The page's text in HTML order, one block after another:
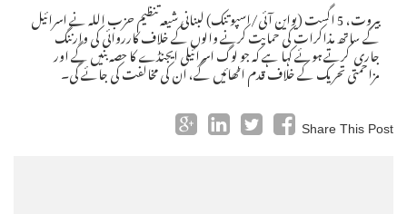
بیروت، 5 اگست (یواین آئی/اسپوتنک) لبنانی شیعہ تنظیم حزب اللہ نے اسرائیل
کے ساتھ مذاکرات کی حمایت کرنے والوں کے خلاف کارروائی کی وارننگ
جاری کرتے ہوئے کہا ہے کہ جو لوگ اسرائیلی ایجنڈے کا حصہ بنیں گے اور
مزاحمتی تحریک کے خلاف قدم اٹھائیں گے، ان کی مخالفت کی جائے گی۔
Share This Post